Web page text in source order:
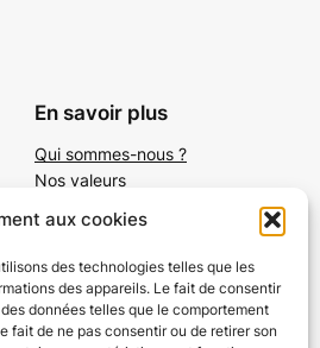
aux cookies
des technologies telles que les
des appareils. Le fait de consentir
données telles que le comportement
fait de ne pas consentir ou de retirer son
En savoir plus
Qui sommes-nous ?
Nos valeurs
Mentions légales